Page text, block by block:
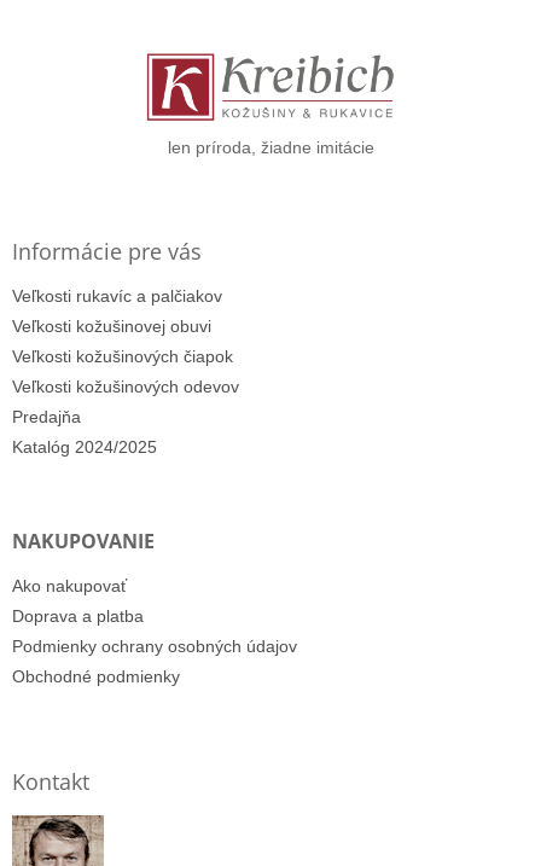
len príroda, žiadne imitácie
Informácie pre vás
Veľkosti rukavíc a palčiakov
Veľkosti kožušinovej obuvi
Veľkosti kožušinových čiapok
Veľkosti kožušinových odevov
Predajňa
Katalóg 2024/2025
NAKUPOVANIE
Ako nakupovať
Doprava a platba
Podmienky ochrany osobných údajov
Obchodné podmienky
Kontakt